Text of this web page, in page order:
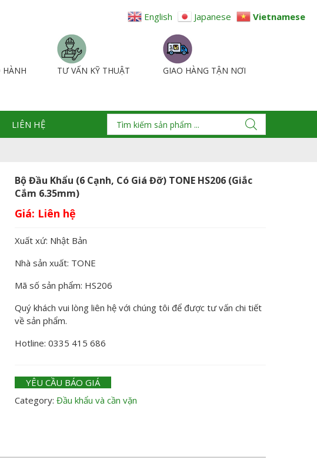
HÀNH TƯ VẤN KỸ THUẬT GIAO HÀNG TẬN NƠI
LIÊN HỆ
Bộ Đầu Khẩu (6 Cạnh, Có Giá Đỡ) TONE HS206 (Giắc
Cắm 6.35mm)
Giá:
Xuất xứ: Nhật Bản
Nhà sản xuất: TONE
Mã số sản phẩm: HS206
Quý khách vui lòng liên hệ với chúng tôi để được tư vấn chi tiết
về sản phẩm.
Hotline: 0335 415 686
YÊU CẦU BÁO GIÁ
Category: Đầu khẩu và cần vặn
English Japanese Vietnamese